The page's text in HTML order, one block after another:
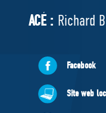
Cabinet fantôme
Exécutif
À
Documents
ACÉ : Richard
Facebook
Site web